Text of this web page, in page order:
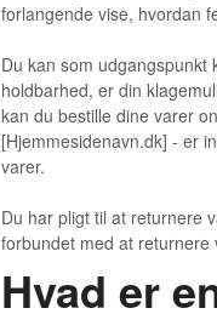
forlangende vise, hvordan
Du kan som
holdbarhed, er din
kan du bestille dine varer
[Hjemmesidenavn.dk] - er
varer.
Du har pligt til at returnere
forbundet med at returnere
Hvad er